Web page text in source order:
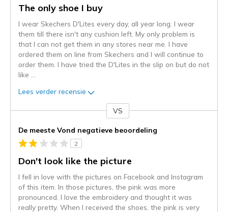
The only shoe I buy
I wear Skechers D'Lites every day, all year long. I wear
them till there isn't any cushion left. My only problem is
that I can not get them in any stores near me. I have
ordered them on line from Skechers and I will continue to
order them. I have tried the D'Lites in the slip on but do not
like
Lees verder recensie
content
wordt
momenteel
gemigreerd
de
niejee
page_id.
VS
De meeste Vond negatieve beoordeling
2
Don't look like the picture
I fell in love with the pictures on Facebook and Instagram
of this item. In those pictures, the pink was more
pronounced. I love the embroidery and thought it was
really pretty. When I received the shoes, the pink is very